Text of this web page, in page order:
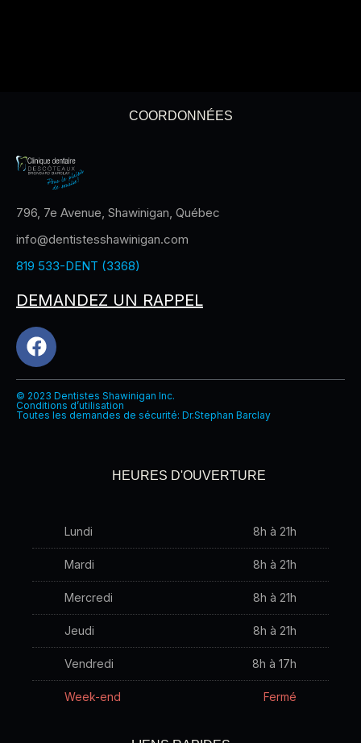
COORDONNÉES
796, 7e Avenue, Shawinigan, Québec
info@dentistesshawinigan.com
819 533-DENT (3368)
DEMANDEZ UN RAPPEL
F
a
c
e
b
© 2023 Dentistes Shawinigan Inc.
Conditions d’utilisation
Toutes les demandes de sécurité: Dr.Stephan Barclay
HEURES D'OUVERTURE
Lundi 8h à 21h
Mardi 8h à 21h
Mercredi 8h à 21h
Jeudi 8h à 21h
Vendredi 8h à 17h
Week-end Fermé